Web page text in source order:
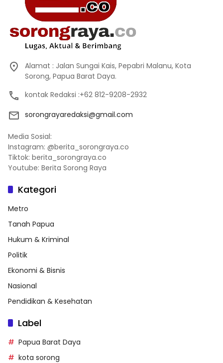
Alamat : Jalan Sungai Kais, Pepabri Malanu, Kota
Sorong, Papua Barat Daya.
kontak Redaksi :+62 812-9208-2932
sorongrayaredaksi@gmail.com
Media Sosial:
Instagram: @berita_sorongraya.co
Tiktok: berita_sorongraya.co
Youtube: Berita Sorong Raya
Kategori
Metro
Tanah Papua
Hukum & Kriminal
Politik
Ekonomi & Bisnis
Nasional
Pendidikan & Kesehatan
Label
Papua Barat Daya
kota sorong